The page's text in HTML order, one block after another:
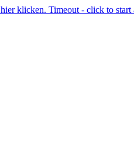
klicken. Timeout - click to start